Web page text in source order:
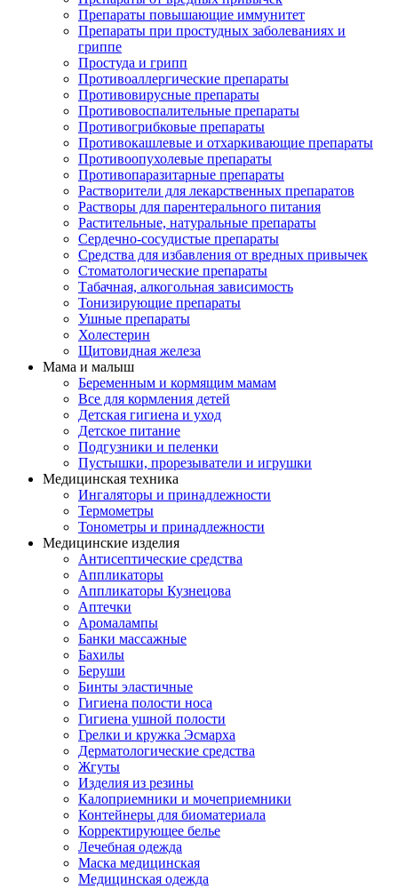
Препараты повышающие иммунитет
Препараты при простудных заболеваниях и
гриппе
Простуда и грипп
Противоаллергические препараты
Противовирусные препараты
Противовоспалительные препараты
Противогрибковые препараты
Противокашлевые и отхаркивающие препараты
Противоопухолевые препараты
Противопаразитарные препараты
Растворители для лекарственных препаратов
Растворы для парентерального питания
Растительные, натуральные препараты
Сердечно-сосудистые препараты
Средства для избавления от вредных привычек
Стоматологические препараты
Табачная, алкогольная зависимость
Тонизирующие препараты
Ушные препараты
Холестерин
Щитовидная железа
Мама и малыш
Беременным и кормящим мамам
Все для кормления детей
Детская гигиена и уход
Детское питание
Подгузники и пеленки
Пустышки, прорезыватели и игрушки
Медицинская техника
Ингаляторы и принадлежности
Термометры
Тонометры и принадлежности
Медицинские изделия
Антисептические средства
Аппликаторы
Аппликаторы Кузнецова
Аптечки
Аромалампы
Банки массажные
Бахилы
Беруши
Бинты эластичные
Гигиена полости носа
Гигиена ушной полости
Грелки и кружка Эсмарха
Дерматологические средства
Жгуты
Изделия из резины
Калоприемники и мочеприемники
Контейнеры для биоматериала
Корректирующее белье
Лечебная одежда
Маска медицинская
Медицинская одежда